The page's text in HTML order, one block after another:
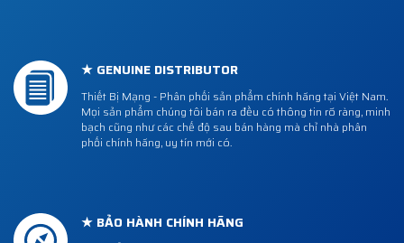
★ GENUINE DISTRIBUTOR
Thiết Bị Mạng - Phân phối sản phẩm chính hãng tại Việt Nam.
Mọi sản phẩm chúng tôi bán ra đều có thông tin rõ ràng, minh
bạch cũng như các chế độ sau bán hàng mà chỉ nhà phân
phối chính hãng, uy tín mới có.
★ BẢO HÀNH CHÍNH HÃNG